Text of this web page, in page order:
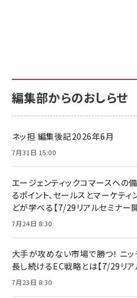
編集部からのおしらせ
ネッ担 編集後記2026年6月
7月31日 15:00
エージェンティックコマースへの
るポイント、セールスとマーケテ
どが学べる【7/29リアルセミナー
7月24日 8:30
大手が攻めない市場で勝つ！ ニ
長し続けるEC戦略とは【7/29リア
7月23日 8:30